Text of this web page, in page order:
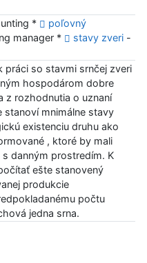
*
poľovný
manager * stavy zveri-
práci so stavmi srnčej zveri
hospodárom dobre
z rozhodnutia o uznaní
stanoví mnimálne stavy
existenciu druhu ako
, ktoré by mali
danným prostredím. K
ešte stanovený
produkcie
počtu
jedna srna.